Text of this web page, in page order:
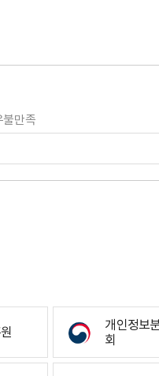
불만족
개인정보
회